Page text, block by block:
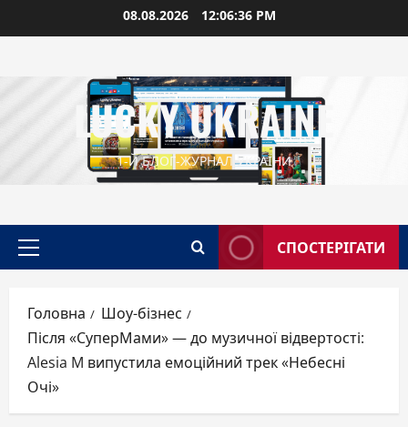
до
08.08.2026 12:06:37 PM
LUCKY UKRAINE
1-Й БЛОГ-ЖУРНАЛ УКРАЇНИ
Головне
СПОСТЕРІГАТИ
Головна
Шоу-бізнес
Після «СуперМами» — до музичної відвертості:
Alesia M випустила емоційний трек «Небесні
Очі»